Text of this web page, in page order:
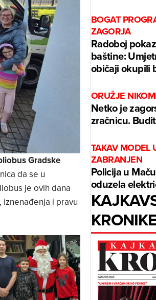
Gradske
da se u
je ovih dana
i pravu
BOGAT
ZAGORJA
Radoboj
baštine:
običaji okupili
ORUŽJE
Netko je
zračnicu.
TAKAV MODEL
ZABRANJEN
Policija u
oduzela